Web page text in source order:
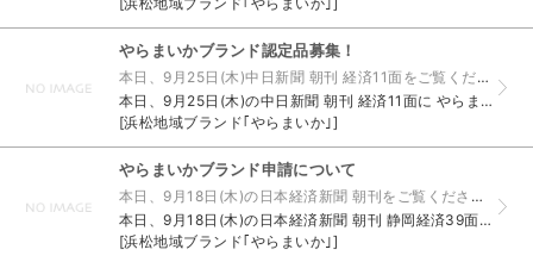
やらまいかブランド認定品募集！
本日、9月25日(木)中日新聞 朝刊 経済11面をご覧ください！
本日、9月25日(木)の中日新聞 朝刊 経済11面に やらまいかブランドの申請について記事が掲載されました！ 募集要項および申請用紙は、当所HPよりダウンロードすることができます↓&d...
[浜松地域ブランド｢やらまいか｣]
やらまいかブランド申請について
本日、9月18日(木)の日本経済新聞 朝刊をご覧ください。
本日、9月18日(木)の日本経済新聞 朝刊 静岡経済39面に、 やらまいかブランドの申請について記事が掲載されました！ 募集要項および申請用紙は、当所HPよりダウンロードすることができます&da...
[浜松地域ブランド｢やらまいか｣]